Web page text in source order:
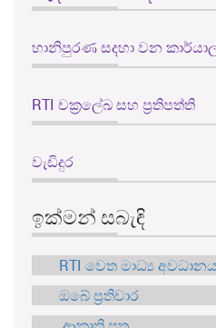
හානිපුරණ සදහා වන
RTI චක්‍රලේඛ සහ ප්‍රතිපත්ති
වැඩිදුර
ඉක්මන් සබැඳි
RTI වෙත මාධ්‍ය අවධානය
ඔබේ ප්‍රතිචාර